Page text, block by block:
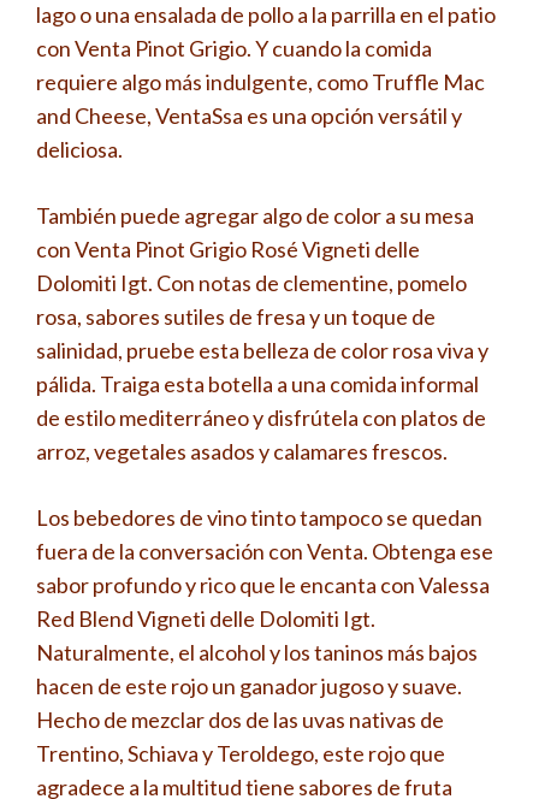
lago o una ensalada de pollo a la parrilla en el patio
con Venta Pinot Grigio. Y cuando la comida
requiere algo más indulgente, como Truffle Mac
and Cheese, VentaSsa es una opción versátil y
deliciosa.
También puede agregar algo de color a su mesa
con Venta Pinot Grigio Rosé Vigneti delle
Dolomiti Igt. Con notas de clementine, pomelo
rosa, sabores sutiles de fresa y un toque de
salinidad, pruebe esta belleza de color rosa viva y
pálida. Traiga esta botella a una comida informal
de estilo mediterráneo y disfrútela con platos de
arroz, vegetales asados ​​y calamares frescos.
Los bebedores de vino tinto tampoco se quedan
fuera de la conversación con Venta. Obtenga ese
sabor profundo y rico que le encanta con Valessa
Red Blend Vigneti delle Dolomiti Igt.
Naturalmente, el alcohol y los taninos más bajos
hacen de este rojo un ganador jugoso y suave.
Hecho de mezclar dos de las uvas nativas de
Trentino, Schiava y Teroldego, este rojo que
agradece a la multitud tiene sabores de fruta